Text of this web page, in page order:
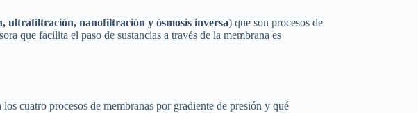
ultrafiltración, nanofiltración y ósmosis inversa) que son procesos de
que facilita el paso de sustancias a través de la membrana es
los cuatro procesos de membranas por gradiente de presión y qué